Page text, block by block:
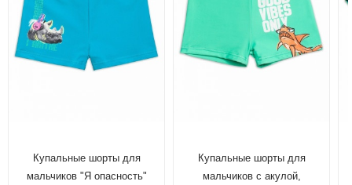
Купальные шорты для
мальчиков "Я опасность"
Купальные шорты для
мальчиков с акулой,